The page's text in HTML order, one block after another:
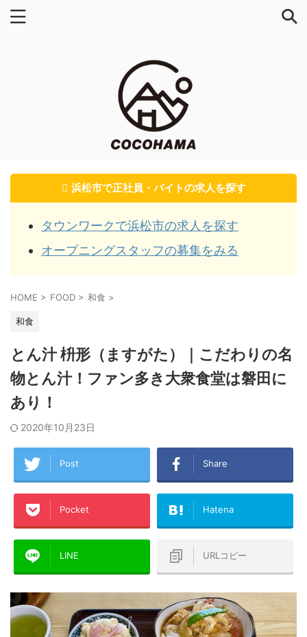
浜松市で正社員・バイトの求人を探す
タウンワークで浜松市の求人を探す
オープニングスタッフの募集をみる
HOME > FOOD > 和食 >
和食
とん汁 枡形（ますがた）｜こだわりの名
物とん汁！ファン多き大衆食堂は磐田に
あり！
2020年10月23日
Post Share
Pocket Hatena
LINE URLコピー